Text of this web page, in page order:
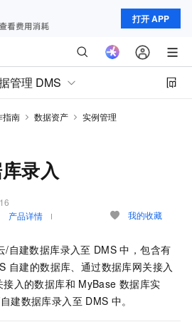
打开 APP
管理 DMS
指南 数据资产
实例管理
录入
产品详情 我的收藏
/自建数据库录入至 DMS 中，包含有
自建的数据库、通过数据库网关接入
接入的数据库和 MyBase 数据库实
建数据库录入至 DMS 中。